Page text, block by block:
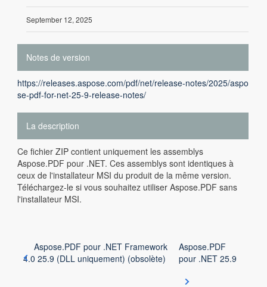
September 12, 2025
Notes de version
https://releases.aspose.com/pdf/net/release-notes/2025/aspo
se-pdf-for-net-25-9-release-notes/
La description
Ce fichier ZIP contient uniquement les assemblys
Aspose.PDF pour .NET. Ces assemblys sont identiques à
ceux de l'installateur MSI du produit de la même version.
Téléchargez-le si vous souhaitez utiliser Aspose.PDF sans
l'installateur MSI.
Aspose.PDF pour .NET Framework
4.0 25.9 (DLL uniquement) (obsolète)
Aspose.PDF
pour .NET 25.9